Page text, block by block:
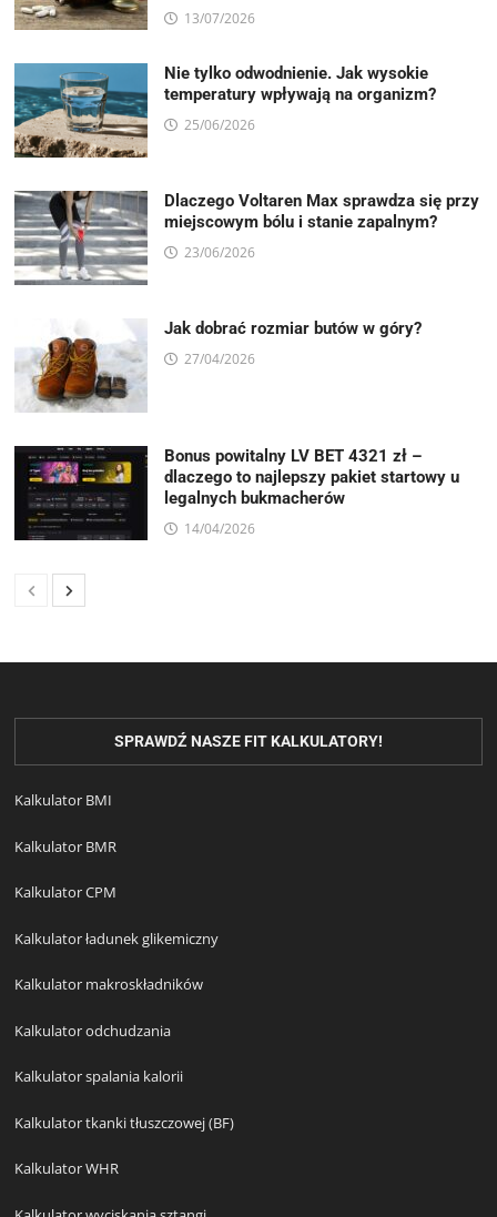
13/07/2026
Nie tylko odwodnienie. Jak wysokie
temperatury wpływają na organizm?
25/06/2026
Dlaczego Voltaren Max sprawdza się przy
miejscowym bólu i stanie zapalnym?
23/06/2026
Jak dobrać rozmiar butów w góry?
27/04/2026
Bonus powitalny LV BET 4321 zł –
dlaczego to najlepszy pakiet startowy u
legalnych bukmacherów
14/04/2026
SPRAWDŹ NASZE FIT KALKULATORY!
Kalkulator BMI
Kalkulator BMR
Kalkulator CPM
Kalkulator ładunek glikemiczny
Kalkulator makroskładników
Kalkulator odchudzania
Kalkulator spalania kalorii
Kalkulator tkanki tłuszczowej (BF)
Kalkulator WHR